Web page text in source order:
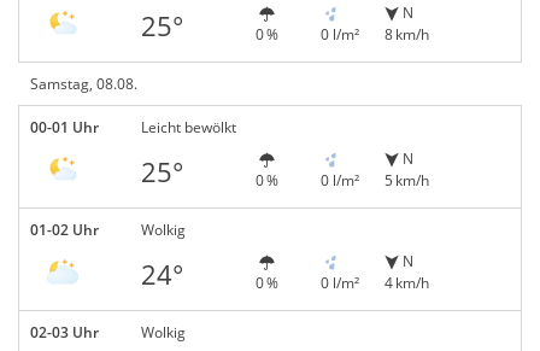
25° 0 % 0 l/m²
N
8 km/h
Samstag, 08.08.
00-01 Uhr Leicht bewölkt
25° 0 % 0 l/m²
N
5 km/h
01-02 Uhr Wolkig
24° 0 % 0 l/m²
N
4 km/h
02-03 Uhr Wolkig